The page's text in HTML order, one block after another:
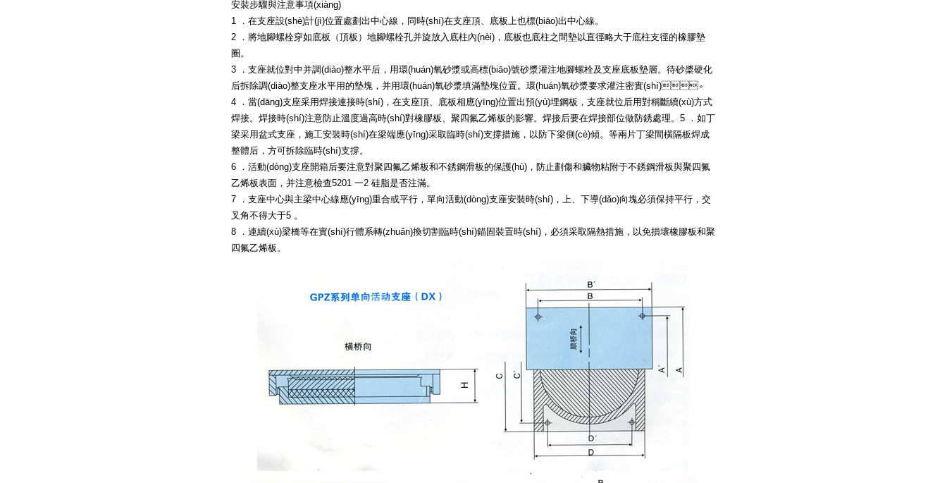
安裝步驟與注意事項(xiàng)
1 ．在支座設(shè)計(jì)位置處劃出中心線，同時(shí)在支座頂、底板上也標(biāo)出中心線。
2 ．將地腳螺栓穿如底板（頂板）地腳螺栓孔并旋放入底柱內(nèi)，底板也底柱之間墊以直徑略大于底柱支徑的橡膠墊
圈。
3 ．支座就位對中并調(diào)整水平后，用環(huán)氧砂漿或高標(biāo)號砂漿灌注地腳螺栓及支座底板墊層。待砂槳硬化
后拆除調(diào)整支座水平用的墊塊，并用環(huán)氧砂漿填滿墊塊位置。環(huán)氧砂漿要求灌注密實(shí)。
4 ．當(dāng)支座采用焊接連接時(shí)，在支座頂、底板相應(yīng)位置出預(yù)埋鋼板，支座就位后用對稱斷續(xù)方式
焊接。焊接時(shí)注意防止溫度過高時(shí)對橡膠板、聚四氟乙烯板的影響。焊接后要在焊接部位做防銹處理。5 ．如丁
梁采用盆式支座，施工安裝時(shí)在梁端應(yīng)采取臨時(shí)支撐措施，以防下梁側(cè)傾。等兩片丁梁間橫隔板焊成
整體后，方可拆除臨時(shí)支撐。
6 ．活動(dòng)支座開箱后要注意對聚四氟乙烯板和不銹鋼滑板的保護(hù)，防止劃傷和臟物粘附于不銹鋼滑板與聚四氟
乙烯板表面，并注意檢查5201 一2 硅脂是否注滿。
7 ．支座中心與主梁中心線應(yīng)重合或平行，單向活動(dòng)支座安裝時(shí)，上、下導(dǎo)向塊必須保持平行，交
叉角不得大于5 。
8 ．連續(xù)梁橋等在實(shí)行體系轉(zhuǎn)換切割臨時(shí)錨固裝置時(shí)，必須采取隔熱措施，以免損壞橡膠板和聚
四氟乙烯板。